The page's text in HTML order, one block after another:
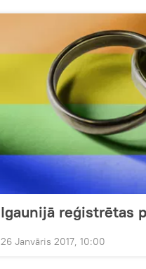
Igaunijā reģistrētas
26 Janvāris 2017, 10:00